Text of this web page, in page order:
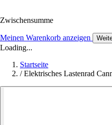
Zwischensumme
Meinen Warenkorb anzeigen
Loading...
Startseite
/ Elektrisches Lastenrad